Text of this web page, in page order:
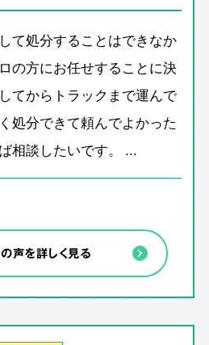
て処分することはできなか
の方にお任せすることに決
てからトラックまで運んで
処分できて頼んでよかった
相談したいです。 ...
声を詳しく見る